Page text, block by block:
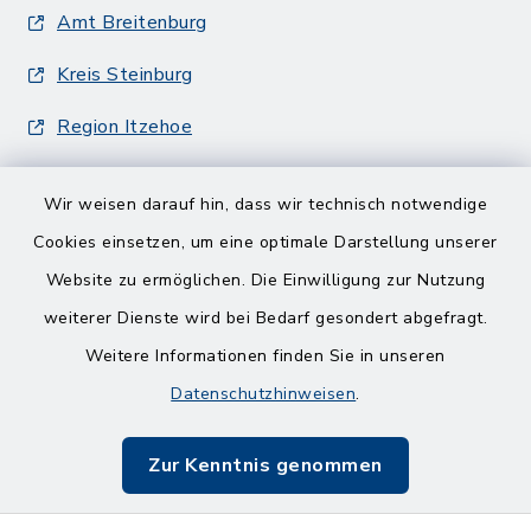
Wir weisen darauf hin, dass wir technisch notwendige
Cookies einsetzen, um eine optimale Darstellung unserer
Website zu ermöglichen. Die Einwilligung zur Nutzung
weiterer Dienste wird bei Bedarf gesondert abgefragt.
Weitere Informationen finden Sie in unseren
Datenschutzhinweisen.
Zur Kenntnis genommen
Amt Breitenburg
Kreis Steinburg
Region Itzehoe
Barrierefreiheit
Impressum